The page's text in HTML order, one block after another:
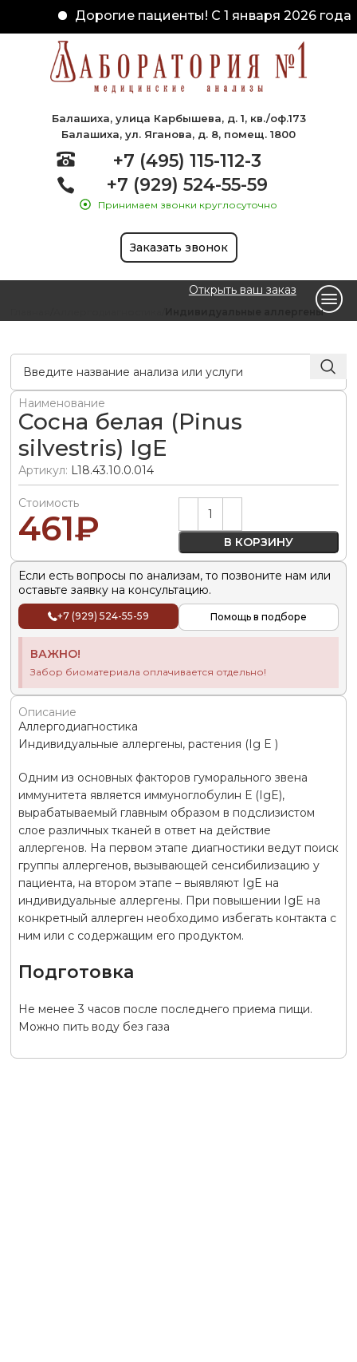
Дорогие пациенты! С 1 января 2026
Балашиха, улица Карбышева, д. 1, кв./оф.173
Балашиха, ул. Яганова, д. 8, помещ. 1800
+7 (495) 115-112-3
+7 (929) 524-55-59
Принимаем звонки круглосуточно
Заказать звонок
Открыть ваш заказ
Индивидуальные аллергены
Наименование
Сосна белая (Pinus
silvestris) IgE
Артикул: L18.43.10.0.014
Стоимость
461₽ В КОРЗИНУ
Alternative:
Если есть вопросы по анализам, то позвоните нам или
оставьте заявку на консультацию.
+7 (929) 524-55-59 Помощь в подборе
ВАЖНО!
Забор биоматериала оплачивается отдельно!
Описание
Аллергодиагностика
Индивидуальные аллергены, растения (Ig E )
Одним из основных факторов гуморального звена
иммунитета является иммуноглобулин Е (IgE),
вырабатываемый главным образом в подслизистом
слое различных тканей в ответ на действие
аллергенов. На первом этапе диагностики ведут поиск
группы аллергенов, вызывающей сенсибилизацию у
пациента, на втором этапе – выявляют IgE на
индивидуальные аллергены. При повышении IgE на
конкретный аллерген необходимо избегать контакта с
ним или с содержащим его продуктом.
Подготовка
Не менее 3 часов после последнего приема пищи.
Можно пить воду без газа